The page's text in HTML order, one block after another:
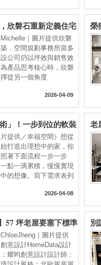
欣磐石重新定義住宅
｜圖片提供欣磐
．空間規劃事務所當多
公司仍以坪效與銷售效
產品思考核心時，欣磐
從另一個角度
2026-04-09
榮
開
」！一步到位的軟裝
片提供／幸福空間）想從
打造出理想中的家，你
著下面流程一步一步
點一滴累積，慢慢實現
的想像。寫下需求表列
2026-04-08
老
從
搭
57 坪老屋要塞下標準
房間一採光面環型編
｜圖片提供
意設計HomeData設計
耀昀創意設計設計師：
別
標